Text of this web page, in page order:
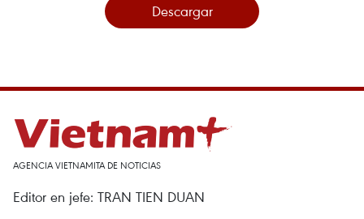
Descargar
AGENCIA VIETNAMITA DE NOTICIAS
Editor en jefe: TRAN TIEN DUAN